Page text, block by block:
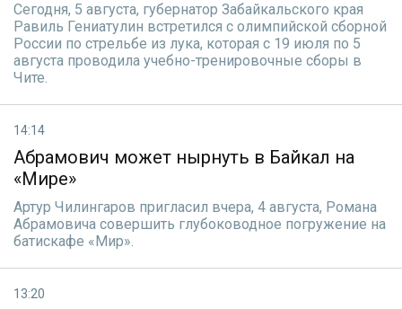
Сегодня, 5 августа, губернатор Забайкальского края
Равиль Гениатулин встретился с олимпийской сборной
России по стрельбе из лука, которая с 19 июля по 5
августа проводила учебно-тренировочные сборы в
Чите.
14:14
Абрамович может нырнуть в Байкал на
«Мире»
Артур Чилингаров пригласил вчера, 4 августа, Романа
Абрамовича совершить глубоководное погружение на
батискафе «Мир».
13:20